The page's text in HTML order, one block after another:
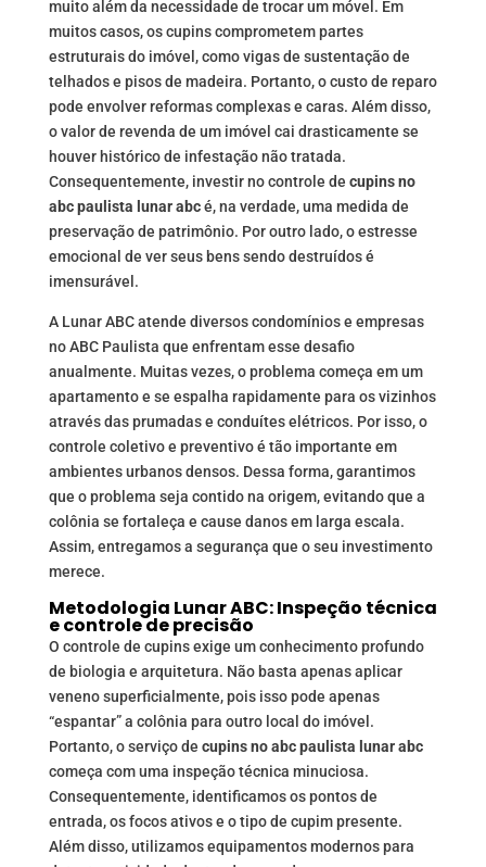
muito além da necessidade de trocar um móvel. Em
muitos casos, os cupins comprometem partes
estruturais do imóvel, como vigas de sustentação de
telhados e pisos de madeira. Portanto, o custo de reparo
pode envolver reformas complexas e caras. Além disso,
o valor de revenda de um imóvel cai drasticamente se
houver histórico de infestação não tratada.
Consequentemente, investir no controle de cupins no
abc paulista lunar abcé, na verdade, uma medida de
preservação de patrimônio. Por outro lado, o estresse
emocional de ver seus bens sendo destruídos é
imensurável.
A Lunar ABC atende diversos condomínios e empresas
no ABC Paulista que enfrentam esse desafio
anualmente. Muitas vezes, o problema começa em um
apartamento e se espalha rapidamente para os vizinhos
através das prumadas e conduítes elétricos. Por isso, o
controle coletivo e preventivo é tão importante em
ambientes urbanos densos. Dessa forma, garantimos
que o problema seja contido na origem, evitando que a
colônia se fortaleça e cause danos em larga escala.
Assim, entregamos a segurança que o seu investimento
merece.
Metodologia Lunar ABC: Inspeção técnica
e controle de precisão
O controle de cupins exige um conhecimento profundo
de biologia e arquitetura. Não basta apenas aplicar
veneno superficialmente, pois isso pode apenas
“espantar” a colônia para outro local do imóvel.
Portanto, o serviço de cupins no abc paulista lunar abc
começa com uma inspeção técnica minuciosa.
Consequentemente, identificamos os pontos de
entrada, os focos ativos e o tipo de cupim presente.
Além disso, utilizamos equipamentos modernos para